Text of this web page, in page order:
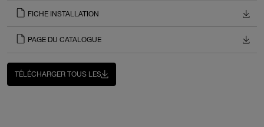
FICHE INSTALLATION
PAGE DU CATALOGUE
TÉLÉCHARGER TOUS LES